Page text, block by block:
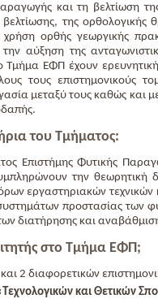
και τη βελτίωση
βελτίωσης, της
ορθής γεωργικής
αύξηση της
Τμήμα ΕΦΠ έχουν
τους επιστημονικούς
μεταξύ τους καθώς και
του Τμήματος:
Επιστήμης Φυτικής
την θεωρητική
εργαστηριακών
προστασίας των
διατήρησης και
στο Τμήμα ΕΦΠ;
2 διαφορετικών
και Θετικών